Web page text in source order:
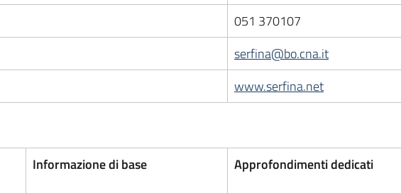
051 370107
serfina@bo.cna.it
www.serfina.net
Informazione di base Approfondimenti dedicati